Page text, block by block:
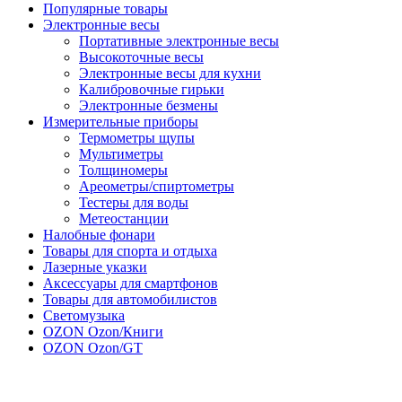
Популярные товары
Электронные весы
Портативные электронные весы
Высокоточные весы
Электронные весы для кухни
Калибровочные гирьки
Электронные безмены
Измерительные приборы
Термометры щупы
Мультиметры
Толщиномеры
Ареометры/спиртометры
Тестеры для воды
Метеостанции
Налобные фонари
Товары для спорта и отдыха
Лазерные указки
Аксессуары для смартфонов
Товары для автомобилистов
Светомузыка
OZON Ozon/Книги
OZON Ozon/GT